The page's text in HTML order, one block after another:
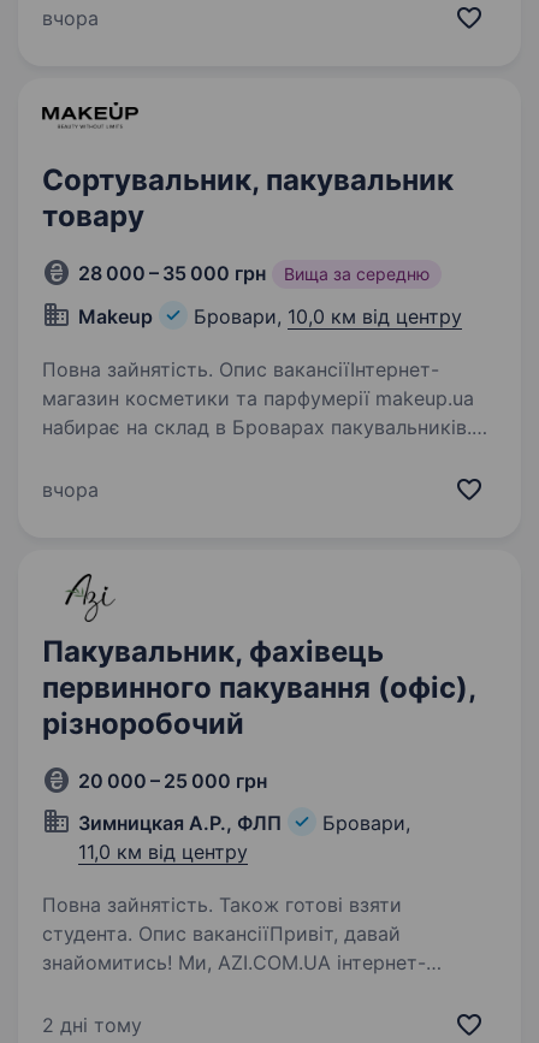
Пакування металевих виробів (стрейч, картон)
вчора
Сортувальник, пакувальник
товару
28 000 – 35 000 грн Вища за середню
Makeup Бровари, 10,0 км від центру
Повна зайнятість. Опис вакансіїІнтернет-
магазин косметики та парфумерії makeup.ua
набирає на склад в Броварах пакувальників.
та студентів. Вимоги: Знання ПК на рівні
вчора
Пакувальник, фахівець
первинного пакування (офіс),
різноробочий
20 000 – 25 000 грн
Зимницкая А.Р., ФЛП
Бровари,
11,0 км від центру
Повна зайнятість. Також готові взяти
студента. Опис вакансіїПривіт, давай
знайомитись! Ми, AZI.COM.UA інтернет-
Ми на ринку вже 8 років та успішно працюємо
2 дні тому